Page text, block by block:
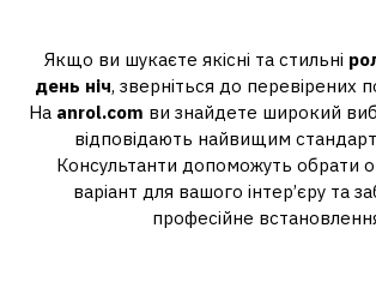
Якщо ви шукаєте якісні та стильні
день ніч, зверніться до перевірених
На anrol.com ви знайдете широкий
відповідають найвищим
Консультанти допоможуть обрати
варіант для вашого інтер’єру та
професійне